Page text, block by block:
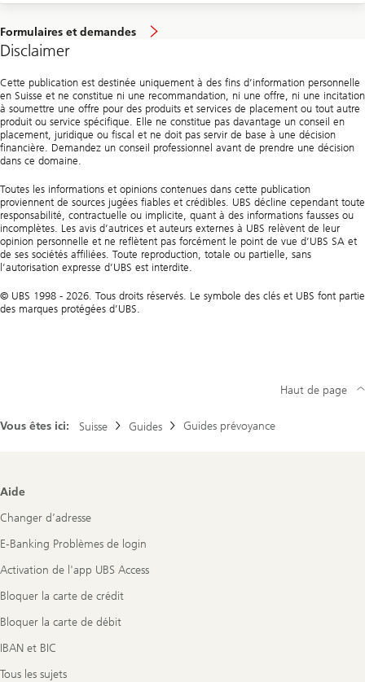
Formulaires et demandes
Disclaimer
Cette publication est destinée uniquement à des fins d’information personnelle
en Suisse et ne constitue ni une recommandation, ni une offre, ni une incitation
à soumettre une offre pour des produits et services de placement ou tout autre
produit ou service spécifique. Elle ne constitue pas davantage un conseil en
placement, juridique ou fiscal et ne doit pas servir de base à une décision
financière. Demandez un conseil professionnel avant de prendre une décision
dans ce domaine.
Toutes les informations et opinions contenues dans cette publication
proviennent de sources jugées fiables et crédibles. UBS décline cependant toute
responsabilité, contractuelle ou implicite, quant à des informations fausses ou
incomplètes. Les avis d’autrices et auteurs externes à UBS relèvent de leur
opinion personnelle et ne reflètent pas forcément le point de vue d’UBS SA et
de ses sociétés affiliées. Toute reproduction, totale ou partielle, sans
l’autorisation expresse d’UBS est interdite.
© UBS 1998 - 2026. Tous droits réservés. Le symbole des clés et UBS font partie
des marques protégées d’UBS.
Vous êtes ici: Suisse Guides Guides prévoyance
Haut de page
Footer
Aide
Changer d’adresse
E-Banking Problèmes de login
Activation de l'app UBS Access
Bloquer la carte de crédit
Bloquer la carte de débit
IBAN et BIC
Tous les sujets